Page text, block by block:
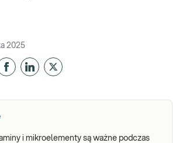
2025
i mikroelementy są ważne podczas